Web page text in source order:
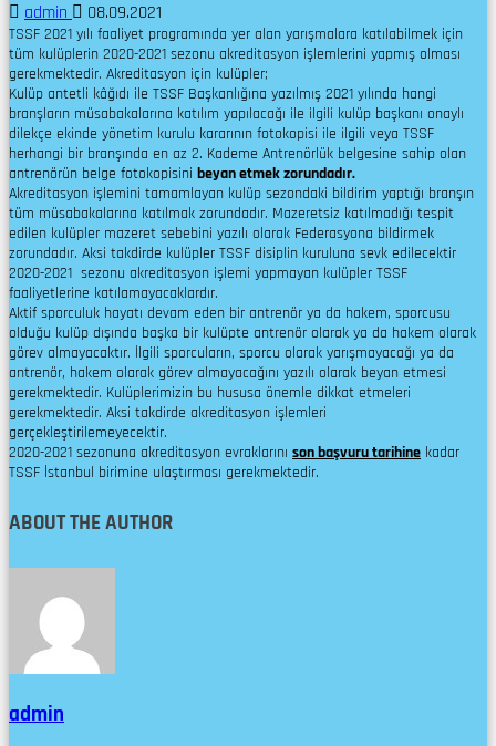
admin 08.09.2021
TSSF 2021 yılı faaliyet programında yer alan yarışmalara katılabilmek için
tüm kulüplerin 2020-2021 sezonu akreditasyon işlemlerini yapmış olması
gerekmektedir. Akreditasyon için kulüpler;
Kulüp antetli kâğıdı ile TSSF Başkanlığına yazılmış 2021 yılında hangi
branşların müsabakalarına katılım yapılacağı ile ilgili kulüp başkanı onaylı
dilekçe ekinde yönetim kurulu kararının fotokopisi ile ilgili veya TSSF
herhangi bir branşında en az 2. Kademe Antrenörlük belgesine sahip olan
antrenörün belge fotokopisini beyan etmek zorundadır.
Akreditasyon işlemini tamamlayan kulüp sezondaki bildirim yaptığı branşın
tüm müsabakalarına katılmak zorundadır. Mazeretsiz katılmadığı tespit
edilen kulüpler mazeret sebebini yazılı olarak Federasyona bildirmek
zorundadır. Aksi takdirde kulüpler TSSF disiplin kuruluna sevk edilecektir
2020-2021 sezonu akreditasyon işlemi yapmayan kulüpler TSSF
faaliyetlerine katılamayacaklardır.
Aktif sporculuk hayatı devam eden bir antrenör ya da hakem, sporcusu
olduğu kulüp dışında başka bir kulüpte antrenör olarak ya da hakem olarak
görev almayacaktır. İlgili sporcuların, sporcu olarak yarışmayacağı ya da
antrenör, hakem olarak görev almayacağını yazılı olarak beyan etmesi
gerekmektedir. Kulüplerimizin bu hususa önemle dikkat etmeleri
gerekmektedir. Aksi takdirde akreditasyon işlemleri
gerçekleştirilemeyecektir.
2020-2021 sezonuna akreditasyon evraklarını son başvuru tarihine kadar
TSSF İstanbul birimine ulaştırması gerekmektedir.
ABOUT THE AUTHOR
admin